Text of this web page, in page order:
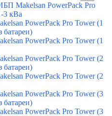
Makelsan PowerPack Pro
3 кВа
PowerPack Pro Tower (1
батареи)
PowerPack Pro Tower (1
PowerPack Pro Tower (2
батареи)
PowerPack Pro Tower (2
PowerPack Pro Tower (3
батареи)
PowerPack Pro Tower (3